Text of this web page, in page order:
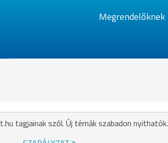
Megrendelőknek
tagjainak szól. Új témák szabadon nyithatók.